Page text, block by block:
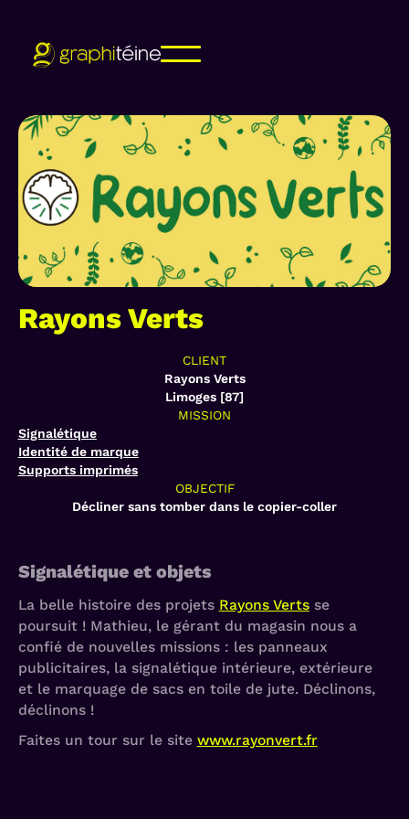
Rayons Verts
CLIENT
Rayons Verts
Limoges [87]
MISSION
Signalétique
Identité de marque
Supports imprimés
OBJECTIF
Décliner sans tomber dans le copier-coller
Signalétique et objets
La belle histoire des projets Rayons Vertsse
poursuit ! Mathieu, le gérant du magasin nous a
confié de nouvelles missions : les panneaux
publicitaires, la signalétique intérieure, extérieure
et le marquage de sacs en toile de jute. Déclinons,
déclinons !
Faites un tour sur le site www.rayonvert.fr